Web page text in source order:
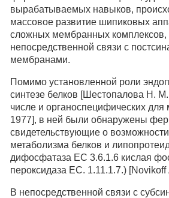
вырабатываемых навыков,
массовое развитие шипиковых
сложных мембранных комплексов,
непосредственной связи с
мембранами.
Помимо установленной роли
синтезе белков [Шестопалова Н.
числе и органоспецифических для
1977], в ней были обнаружены
свидетельствующие о
метаболизма белков и
дифосфатаза ЕС 3.6.1.6 кислая
пероксидаза ЕС. 1.11.1.7.)
В непосредственной связи с